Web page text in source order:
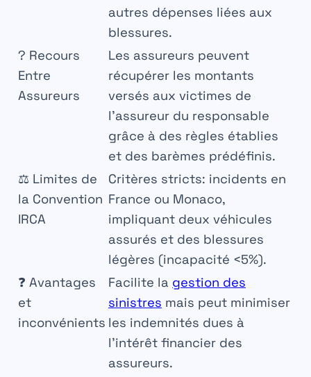
autres dépenses liées aux
blessures.
? Recours
Entre
Assureurs
Les assureurs peuvent
récupérer les montants
versés aux victimes de
l’assureur du responsable
grâce à des règles établies
et des barèmes prédéfinis.
⚖ Limites de
la Convention
IRCA
Critères stricts: incidents en
France ou Monaco,
impliquant deux véhicules
assurés et des blessures
légères (incapacité <5%).
❓ Avantages
et
inconvénients
Facilite la gestion des
sinistres mais peut minimiser
les indemnités dues à
l’intérêt financier des
assureurs.